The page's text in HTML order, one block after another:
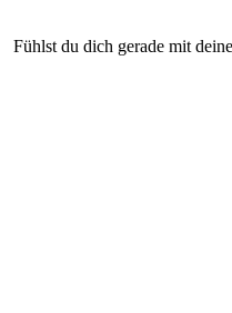
Fühlst du dich gerade mit